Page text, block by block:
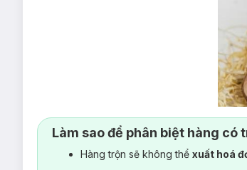
Làm sao để phân biệt hàng có
Hàng trộn sẽ không thể xuất hoá